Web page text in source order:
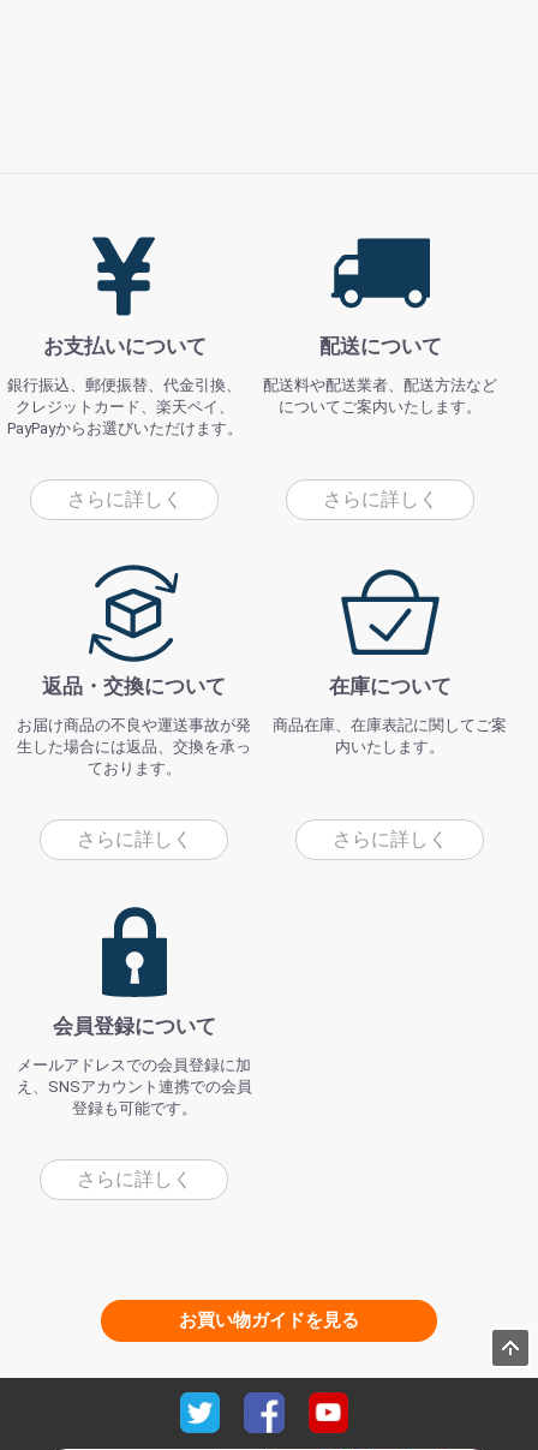
お支払いについて
銀行振込、郵便振替、代金引換、
クレジットカード、楽天ペイ、
PayPayからお選びいただけます。
さらに詳しく
配送について
配送料や配送業者、配送方法など
についてご案内いたします。
さらに詳しく
返品・交換について
お届け商品の不良や運送事故が発
生した場合には返品、交換を承っ
ております。
さらに詳しく
在庫について
商品在庫、在庫表記に関してご案
内いたします。
さらに詳しく
会員登録について
メールアドレスでの会員登録に加
え、SNSアカウント連携での会員
登録も可能です。
さらに詳しく
お買い物ガイドを見る